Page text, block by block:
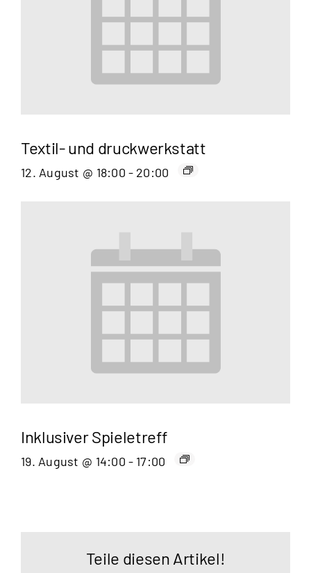
Textil- und druckwerkstatt
12. August @ 18:00 - 20:00
Inklusiver Spieletreff
19. August @ 14:00 - 17:00
Teile diesen Artikel!